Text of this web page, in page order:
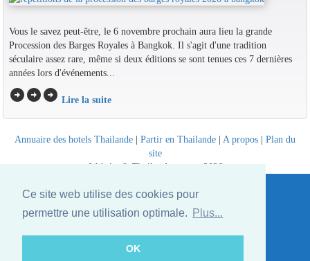
Ce site web utilise des cookies pour
permettre une utilisation optimale.
Plus...
OK
Vous le savez peut-être, le 6 novembre prochain aura lieu la grande
Procession des Barges Royales à Bangkok. Il s'agit d'une tradition
séculaire assez rare, même si deux éditions se sont tenues ces 7 dernières
années lors d'événements...
arrow_circle_rightarrow_circle_rightarrow_circle_right Lire la suite
Annuaire des hotels Thailande | Partir en Thailande | A propos | Plan du
site
Website © Thailandee.com - 2026